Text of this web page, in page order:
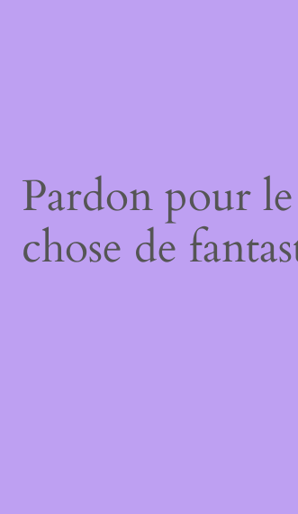
Pardon pour
chose de